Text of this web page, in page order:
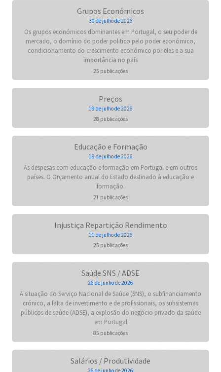
Grupos Económicos
30 de julho de 2026
Os grupos económicos dominantes em Portugal, o seu poder de
mercado, o domínio do poder politico pelo poder económico,
condicionamento do crescimento económico por eles e a sua
importância no país
25 publicações
Preços
19 de julho de 2026
28 publicações
Educação e Formação
19 de julho de 2026
As despesas com educação e formação em Portugal e em outros
países. O Orçamento anual do Estado destinado à educação e
formação.
21 publicações
Injustiça Repartição Rendimento
11 de julho de 2026
25 publicações
Saúde SNS / ADSE
26 de junho de 2026
A situação do Serviço Nacional de Saúde (SNS), o subfinanciamento
crónico, a falta de investimento e de profissionais, os subsistemas
públicos de saúde (ADSE), a explosão do negócio privado da saúde
em Portugal
85 publicações
Salários / Produtividade